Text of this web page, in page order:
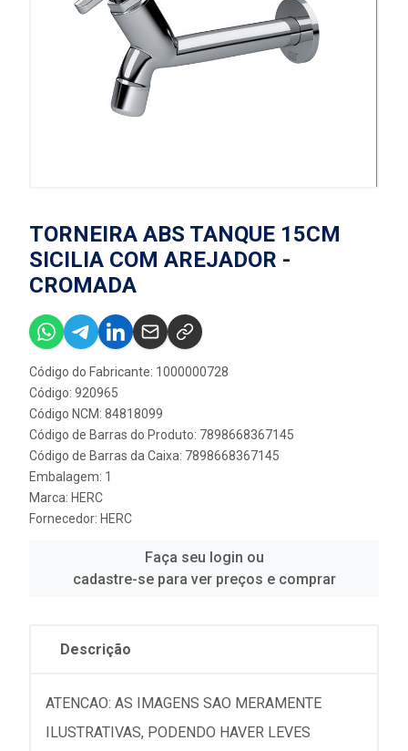
TORNEIRA ABS TANQUE 15CM
SICILIA COM AREJADOR -
CROMADA
Código do Fabricante: 1000000728
Código: 920965
Código NCM: 84818099
Código de Barras do Produto: 7898668367145
Código de Barras da Caixa: 7898668367145
Embalagem: 1
Marca: HERC
Fornecedor: HERC
Faça seu login ou
cadastre-se para ver preços e comprar
Descrição
ATENCAO: AS IMAGENS SAO MERAMENTE
ILUSTRATIVAS, PODENDO HAVER LEVES